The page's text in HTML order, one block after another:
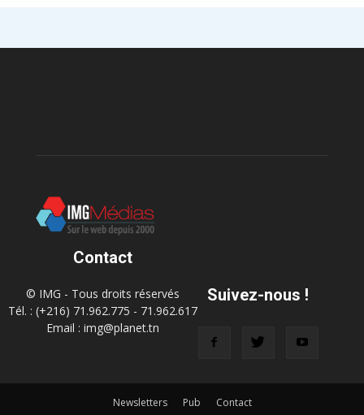
Contact
© IMG - Tous droits réservés
Tél. : (+216) 71.962.775 - 71.962.617
Email : img@planet.tn
Suivez-nous !
Newsletters Pub Contact